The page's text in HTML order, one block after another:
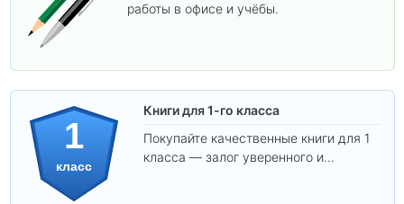
работы в офисе и учёбы.
1
класс
Книги для 1-го класса
Покупайте качественные книги для 1
класса — залог уверенного и